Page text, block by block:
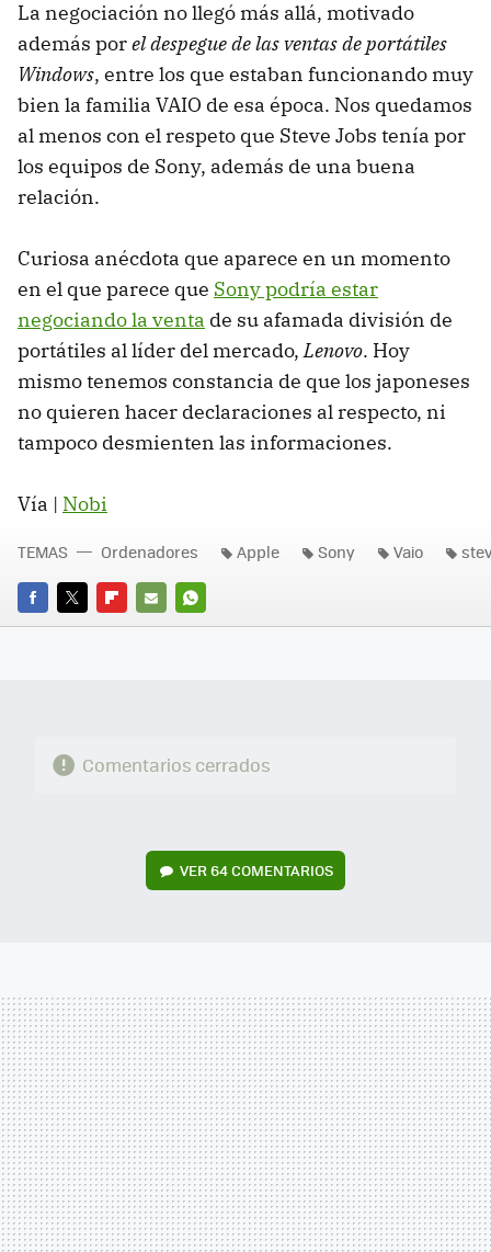
La negociación no llegó más allá, motivado
además porel despegue de las ventas de portátiles
Windows, entre los que estaban funcionando muy
bien la familia VAIO de esa época. Nos quedamos
al menos con el respeto que Steve Jobs tenía por
los equipos de Sony, además de una buena
relación.
Curiosa anécdota que aparece en un momento
en el que parece que Sony podría estar
negociando la venta de su afamada división de
portátiles al líder del mercado,Lenovo. Hoy
mismo tenemos constancia de que los japoneses
no quieren hacer declaraciones al respecto, ni
tampoco desmienten las informaciones.
Vía | Nobi
FACEBOOK
TWITTERFLIPBOARD
E-
WHATSAPP
TEMAS Ordenadores Apple Sony Vaio
Comentarios cerrados
VER64 COMENTARIOS